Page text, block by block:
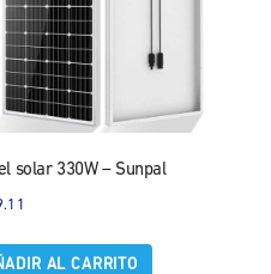
solar 330W – Sunpal
AL CARRITO